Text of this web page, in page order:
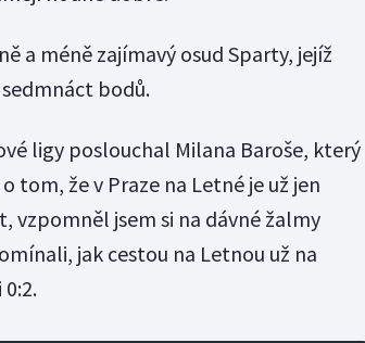
a méně zajímavý osud Sparty, jejíž
bodů.
ligy poslouchal Milana Baroše, který
tom, že v Praze na Letné je už jen
vzpomněl jsem si na dávné žalmy
jak cestou na Letnou už na